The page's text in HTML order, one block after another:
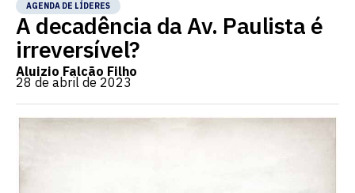
AGENDA DE LÍDERES
A decadência da Av. Paulista é
irreversível?
Aluizio Falcão Filho
28 de abril de 2023